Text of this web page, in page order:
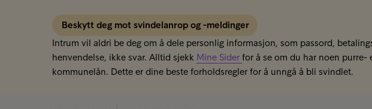
Beskytt deg mot svindelanrop og -meldinger
Intrum vil aldri be deg om å dele personlig informasjon, som passord,
henvendelse, ikke svar. Alltid sjekk Mine Sider for å se om du har noen purre-
kommunelån. Dette er dine beste forholdsregler for å unngå å bli svindlet.